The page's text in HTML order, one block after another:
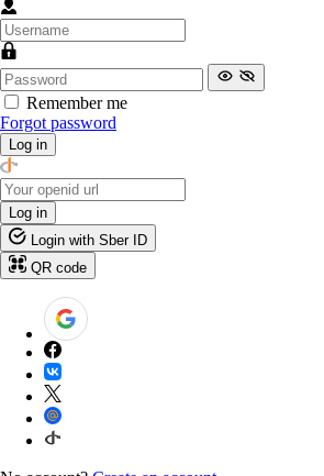
Remember me
Forgot password
Log in
Log in
Login with Sber ID
QR code